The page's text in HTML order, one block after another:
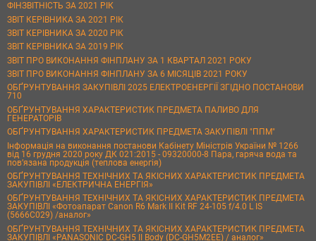
ФІНЗВІТНІСТЬ ЗА 2021 РІК
ЗВІТ КЕРІВНИКА ЗА 2021 РІК
ЗВІТ КЕРІВНИКА ЗА 2020 РІК
ЗВІТ КЕРІВНИКА ЗА 2019 РІК
ЗВІТ ПРО ВИКОНАННЯ ФІНПЛАНУ ЗА 1 КВАРТАЛ 2021 РОКУ
ЗВІТ ПРО ВИКОНАННЯ ФІНПЛАНУ ЗА 6 МІСЯЦІВ 2021 РОКУ
ОБҐРУНТУВАННЯ ЗАКУПІВЛІ 2025 ЕЛЕКТРОЕНЕРГІЇ ЗГІДНО ПОСТАНОВИ
710
ОБҐРУНТУВАННЯ ХАРАКТЕРИСТИК ПРЕДМЕТА ПАЛИВО ДЛЯ
ГЕНЕРАТОРІВ
ОБҐРУНТУВАННЯ ХАРАКТЕРИСТИК ПРЕДМЕТА ЗАКУПІВЛІ "ППМ"
Інформація на виконання постанови Кабінету Міністрів України № 1266
від 16 грудня 2020 року ДК 021:2015 - 09320000-8 Пара, гаряча вода та
пов’язана продукція (теплова енергія)
ОБҐРУНТУВАННЯ ТЕХНІЧНИХ ТА ЯКІСНИХ ХАРАКТЕРИСТИК ПРЕДМЕТА
ЗАКУПІВЛІ «ЕЛЕКТРИЧНА ЕНЕРГІЯ»
ОБҐРУНТУВАННЯ ТЕХНІЧНИХ ТА ЯКІСНИХ ХАРАКТЕРИСТИК ПРЕДМЕТА
ЗАКУПІВЛІ «Фотоапарат Canon R6 Mark II Kit RF 24-105 f/4.0 L IS
(5666C029) /аналог»
ОБҐРУНТУВАННЯ ТЕХНІЧНИХ ТА ЯКІСНИХ ХАРАКТЕРИСТИК ПРЕДМЕТА
ЗАКУПІВЛІ «PANASONIC DC-GH5 II Body (DC-GH5M2EE) / аналог»